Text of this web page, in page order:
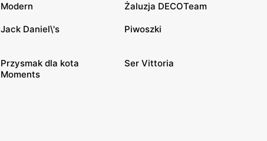
Modern Żaluzja DECOTeam
Jack Daniel\'s Piwoszki
Przysmak dla kota
Moments
Ser Vittoria